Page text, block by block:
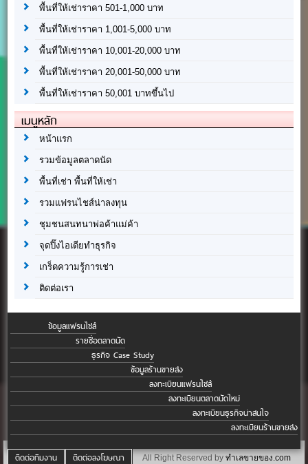
พื้นที่ให้เช่าราคา 501-1,000 บาท
พื้นที่ให้เช่าราคา 1,001-5,000 บาท
พื้นที่ให้เช่าราคา 10,001-20,000 บาท
พื้นที่ให้เช่าราคา 20,001-50,000 บาท
พื้นที่ให้เช่าราคา 50,001 บาทขึ้นไป
เมนูหลัก
หน้าแรก
รวมข้อมูลตลาดนัด
พื้นที่เช่า พื้นที่ให้เช่า
รวมแฟรนไชส์น่าลงทุน
ชุมชนสนทนาพ่อค้าแม่ค้า
จุดปิ๊งไอเดียทำธุรกิจ
เกร็ดความรู้การเช่า
ติดต่อเรา
ข้อมูลแฟรนไชส์
รายชื่อตลาดนัด
ธุรกิจ Case Study
ข้อมูลร้านขายส่ง
ลงทะเบียนแฟรนไชส์
ลงทะเบียนตลาดนัดใหม่
ลงทะเบียนธุรกิจน่าสนใจ
ลงทะเบียนร้านขายส่ง
ติดต่อทีมงาน ติดต่อลงโฆษณา All Right Reserved by ทำเลขายของ.com